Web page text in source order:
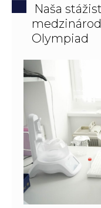
Naša
Olympiad